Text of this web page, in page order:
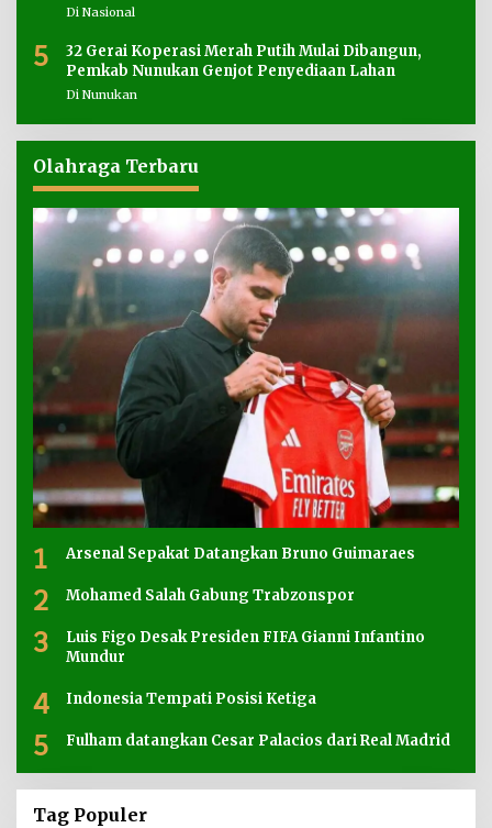
Di Nasional
5
32 Gerai Koperasi Merah Putih Mulai Dibangun,
Pemkab Nunukan Genjot Penyediaan Lahan
Di Nunukan
Olahraga Terbaru
1 Arsenal Sepakat Datangkan Bruno Guimaraes
2 Mohamed Salah Gabung Trabzonspor
3
Luis Figo Desak Presiden FIFA Gianni Infantino
Mundur
4 Indonesia Tempati Posisi Ketiga
5 Fulham datangkan Cesar Palacios dari Real Madrid
Tag Populer